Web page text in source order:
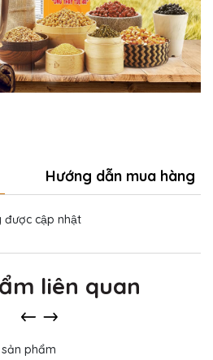
Hướng dẫn mua hàng
cập nhật
liên quan
phẩm